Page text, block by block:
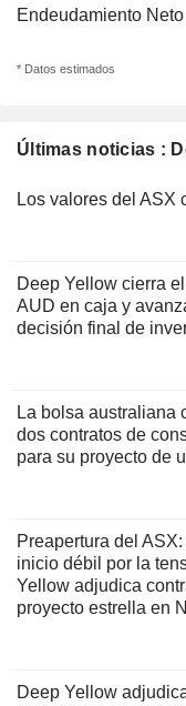
Últimas noticias :
Los valores del ASX
Deep Yellow cierra
AUD en caja y
decisión final de
La bolsa australiana
dos contratos de
para su proyecto de
Preapertura del
inicio débil por la
Yellow adjudica
proyecto estrella en
Deep Yellow
Endeudamiento Neto
* Datos estimados